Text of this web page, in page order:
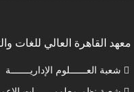
معهد القاهرة العالي للغات